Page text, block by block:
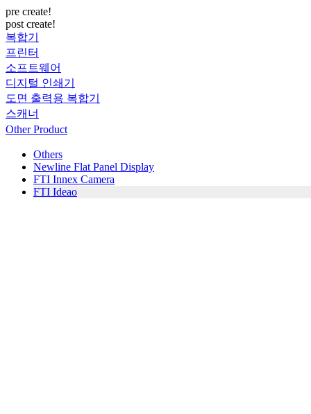
pre create!
post create!
복합기
프린터
소프트웨어
디지털 인쇄기
도면 출력용 복합기
스캐너
Other Product
Others
Newline Flat Panel Display
FTI Innex Camera
FTI Ideao